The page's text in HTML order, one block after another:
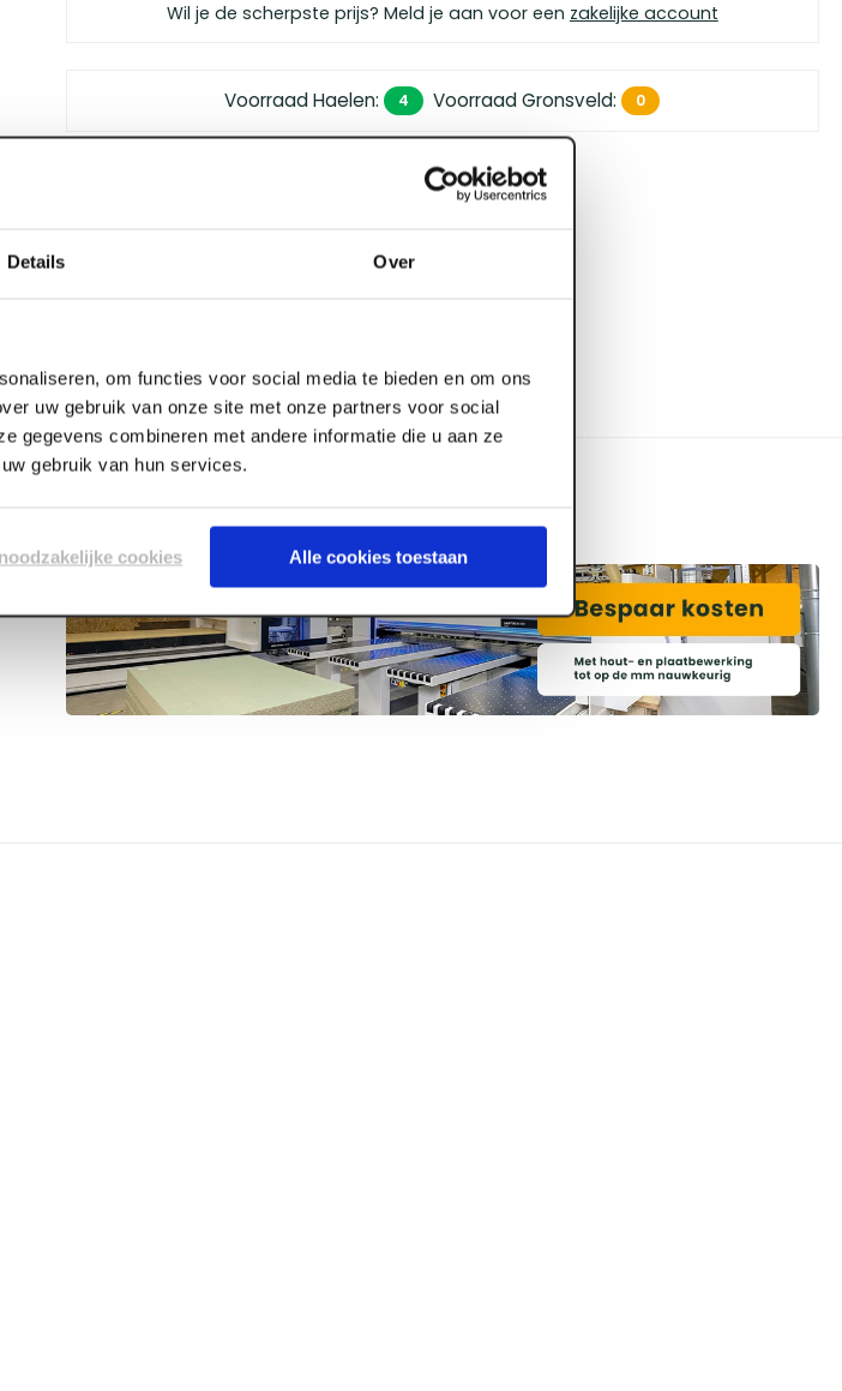
Details Over
om functies voor social media te bieden en om ons
uw gebruik van onze site met onze partners voor social
gegevens combineren met andere informatie die u aan ze
gebruik van hun services.
cookies Alle cookies toestaan
Wil je de scherpste prijs? Meld je aan voor een zakelijke account
Voorraad Haelen: 4 Voorraad Gronsveld: 0
vanaf € 450,- (zakelijk)
een 4.5 uit 5